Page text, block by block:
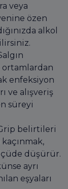
veya
özen
alkol
ortamlardan
enfeksiyon
ve alışveriş
süreyi
Grip belirtileri
düşürür.
ayrı
eşyaları